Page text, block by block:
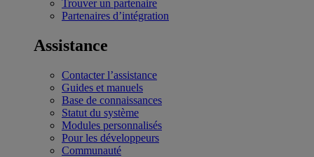
Trouver un partenaire
Partenaires d’intégration
Assistance
Contacter l’assistance
Guides et manuels
Base de connaissances
Statut du système
Modules personnalisés
Pour les développeurs
Communauté